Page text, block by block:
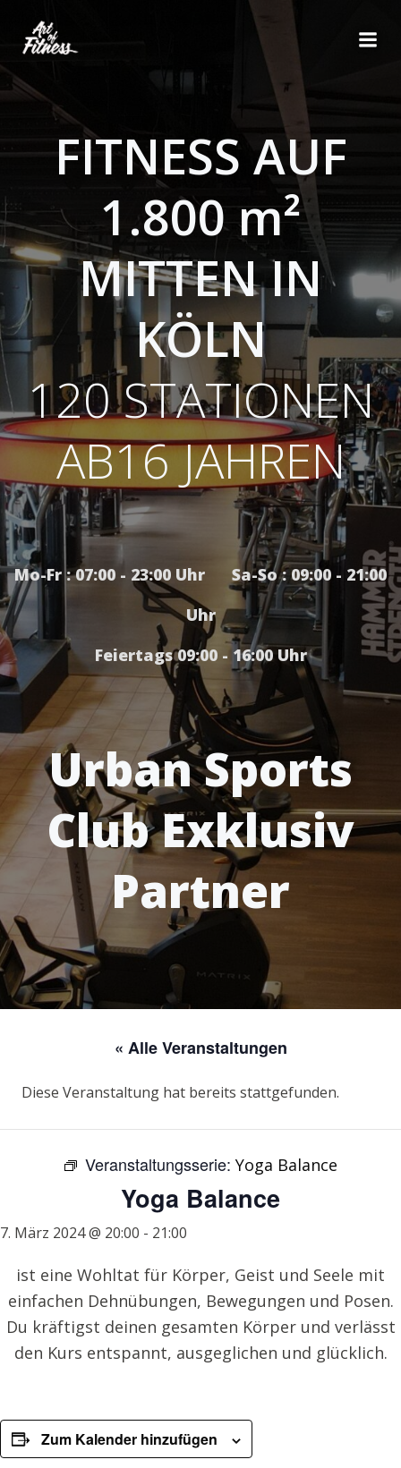
FITNESS AUF
1.800 m²
MITTEN IN
KÖLN
120 STATIONEN
AB16 JAHREN
Mo-Fr : 07:00 - 23:00 Uhr Sa-So : 09:00 - 21:00
Uhr
Feiertags 09:00 - 16:00 Uhr
Urban Sports
Club Exklusiv
Partner
« Alle Veranstaltungen
Diese Veranstaltung hat bereits stattgefunden.
Veranstaltungsserie: Yoga Balance
Yoga Balance
7. März 2024 @ 20:00 - 21:00
ist eine Wohltat für Körper, Geist und Seele mit
einfachen Dehnübungen, Bewegungen und Posen.
Du kräftigst deinen gesamten Körper und verlässt
den Kurs entspannt, ausgeglichen und glücklich.
Zum Kalender hinzufügen